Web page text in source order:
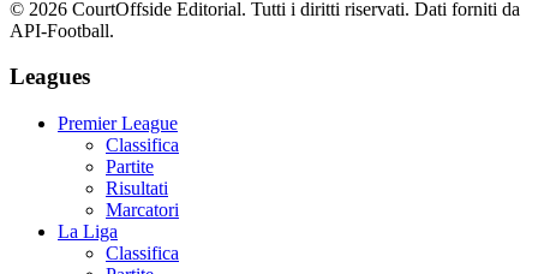
© 2026 CourtOffside Editorial. Tutti i diritti riservati. Dati forniti da
API-Football.
Leagues
Premier League
Classifica
Partite
Risultati
Marcatori
La Liga
Classifica